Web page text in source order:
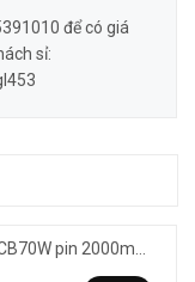
để có giá
sỉ:
Camera IP wifi VStarcam CB70W pin 2000mAh 3MP FullHD 1080P - ghi hành trình làm Vlog cầm tay cài áo